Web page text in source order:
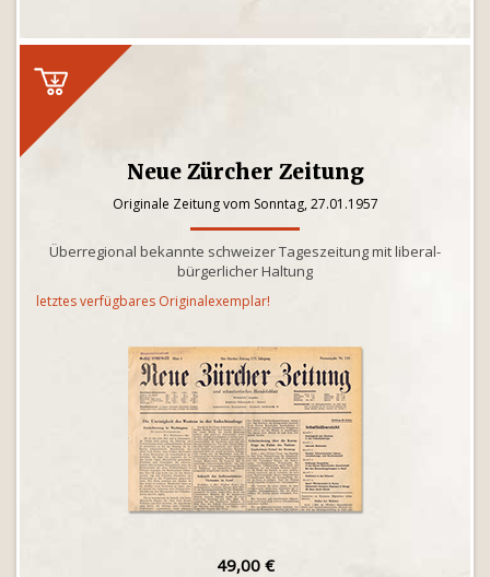
Neue Zürcher Zeitung
Originale Zeitung vom Sonntag, 27.01.1957
Überregional bekannte schweizer Tageszeitung mit liberal-
bürgerlicher Haltung
letztes verfügbares Originalexemplar!
49,00 €